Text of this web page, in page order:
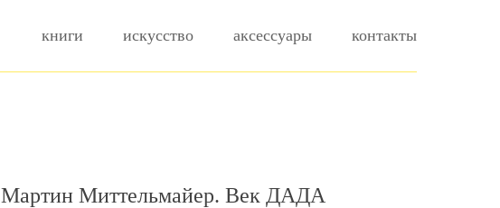
книги искусство аксессуары контакты
Мартин Миттельмайер. Век ДАДА